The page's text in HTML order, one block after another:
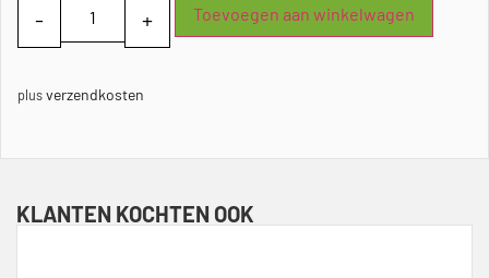
Toevoegen aan winkelwagen
plusverzendkosten
KLANTEN KOCHTEN OOK